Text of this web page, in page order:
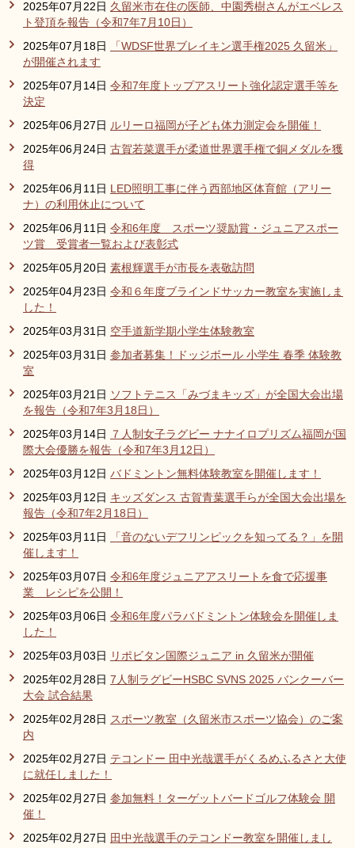
2025年07月22日 久留米市在住の医師、中園秀樹さんがエベレス
ト登頂を報告（令和7年7月10日）
2025年07月18日
「WDSF世界ブレイキン選手権2025 久留米」
が開催されます
2025年07月14日 令和7年度トップアスリート強化認定選手等を
決定
2025年06月27日 ルリーロ福岡が子ども体力測定会を開催！
2025年06月24日 古賀若菜選手が柔道世界選手権で銅メダルを獲
得
2025年06月11日 LED照明工事に伴う西部地区体育館（アリー
ナ）の利用休止について
2025年06月11日 令和6年度 スポーツ奨励賞・ジュニアスポー
ツ賞 受賞者一覧および表彰式
2025年05月20日 素根輝選手が市長を表敬訪問
2025年04月23日 令和６年度ブラインドサッカー教室を実施しま
した！
2025年03月31日 空手道新学期小学生体験教室
2025年03月31日 参加者募集！ドッジボール 小学生 春季 体験教
室
2025年03月21日 ソフトテニス「みづまキッズ」が全国大会出場
を報告（令和7年3月18日）
2025年03月14日
７人制女子ラグビー ナナイロプリズム福岡が国
際大会優勝を報告（令和7年3月12日）
2025年03月12日 バドミントン無料体験教室を開催します！
2025年03月12日 キッズダンス 古賀青葉選手らが全国大会出場を
報告（令和7年2月18日）
2025年03月11日
「音のないデフリンピックを知ってる？」を開
催します！
2025年03月07日 令和6年度ジュニアアスリートを食で応援事
業 レシピを公開！
2025年03月06日 令和6年度パラバドミントン体験会を開催しま
した！
2025年03月03日
リポビタン国際ジュニア in 久留米が開催
2025年02月28日 7人制ラグビーHSBC SVNS 2025 バンクーバー
大会 試合結果
2025年02月28日 スポーツ教室（久留米市スポーツ協会）のご案
内
2025年02月27日 テコンドー 田中光哉選手がくるめふるさと大使
に就任しました！
2025年02月27日 参加無料！ターゲットバードゴルフ体験会 開
催！
2025年02月27日 田中光哉選手のテコンドー教室を開催しまし